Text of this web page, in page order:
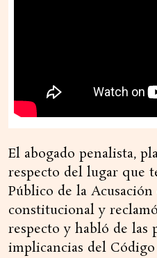
El abogado penalista,
respecto del lugar que
Público de la
constitucional y
respecto y habló de las
implicancias del